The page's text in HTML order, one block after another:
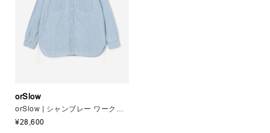
orSlow
orSlow | シャンブレー ワークシャツ MEN
¥28,600